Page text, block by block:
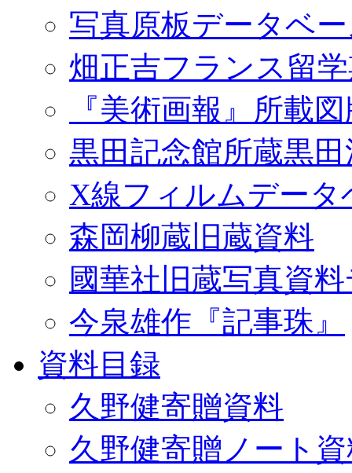
写真原板データベ
畑正吉フランス留
『美術画報』所載
黒田記念館所蔵黒
X線フィルムデータ
森岡柳蔵旧蔵資料
國華社旧蔵写真資
今泉雄作『記事珠』
資料目録
久野健寄贈資料
久野健寄贈ノート